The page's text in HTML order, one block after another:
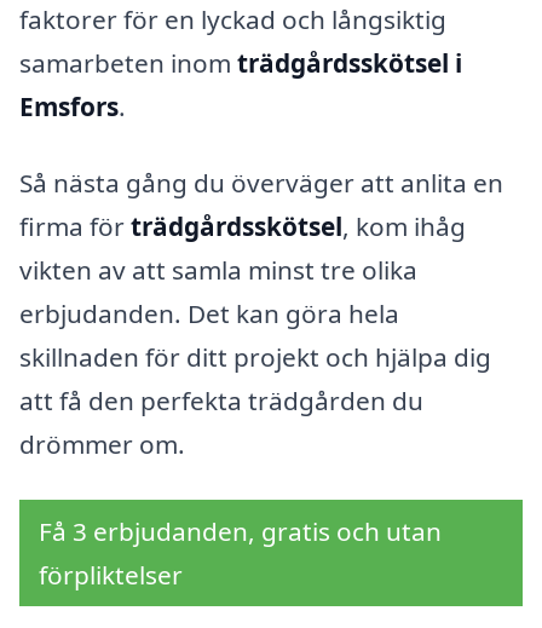
faktorer för en lyckad och långsiktig
samarbeten inom trädgårdsskötsel i
Emsfors.
Så nästa gång du överväger att anlita en
firma förträdgårdsskötsel, kom ihåg
vikten av att samla minst tre olika
erbjudanden. Det kan göra hela
skillnaden för ditt projekt och hjälpa dig
att få den perfekta trädgården du
drömmer om.
Få 3 erbjudanden, gratis och utan
förpliktelser